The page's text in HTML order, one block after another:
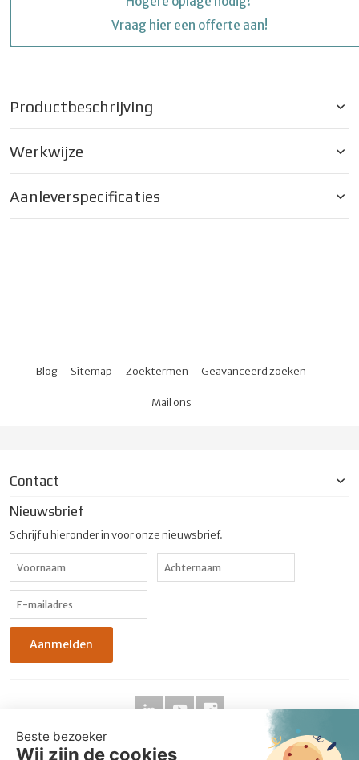
Vraag hier een offerte aan!
Productbeschrijving
Werkwijze
Aanleverspecificaties
Blog Sitemap Zoektermen Geavanceerd zoeken
Mail ons
Contact
Nieuwsbrief
Schrijf u hieronder in voor onze nieuwsbrief.